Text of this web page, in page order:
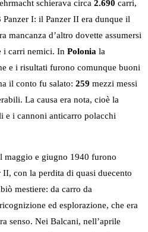
schierava circa 2.690 carri,
Panzer I: il Panzer II era dunque il
mancanza d’altro dovette assumersi
i carri nemici. In Polonia la
e i risultati furono comunque buoni
il conto fu salato: 259 mezzi messi
La causa era nota, cioè la
e i cannoni anticarro polacchi
maggio e giugno 1940 furono
con la perdita di quasi duecento
mestiere: da carro da
ed esplorazione, che era
senso. Nei Balcani, nell’aprile